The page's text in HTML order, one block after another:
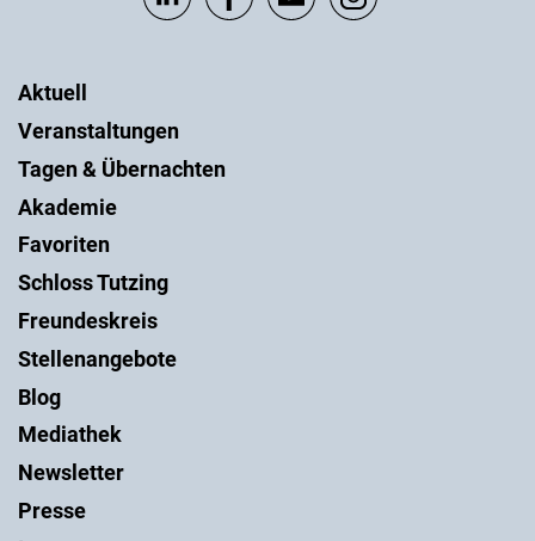
Aktuell
Veranstaltungen
Tagen & Übernachten
Akademie
Favoriten
Schloss Tutzing
Freundeskreis
Stellenangebote
Blog
Mediathek
Newsletter
Presse